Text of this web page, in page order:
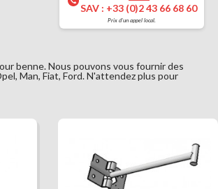
SAV : +33 (0)2 43 66 68 60
Prix d'un appel local.
benne. Nous pouvons vous fournir des
Man, Fiat, Ford. N'attendez plus pour